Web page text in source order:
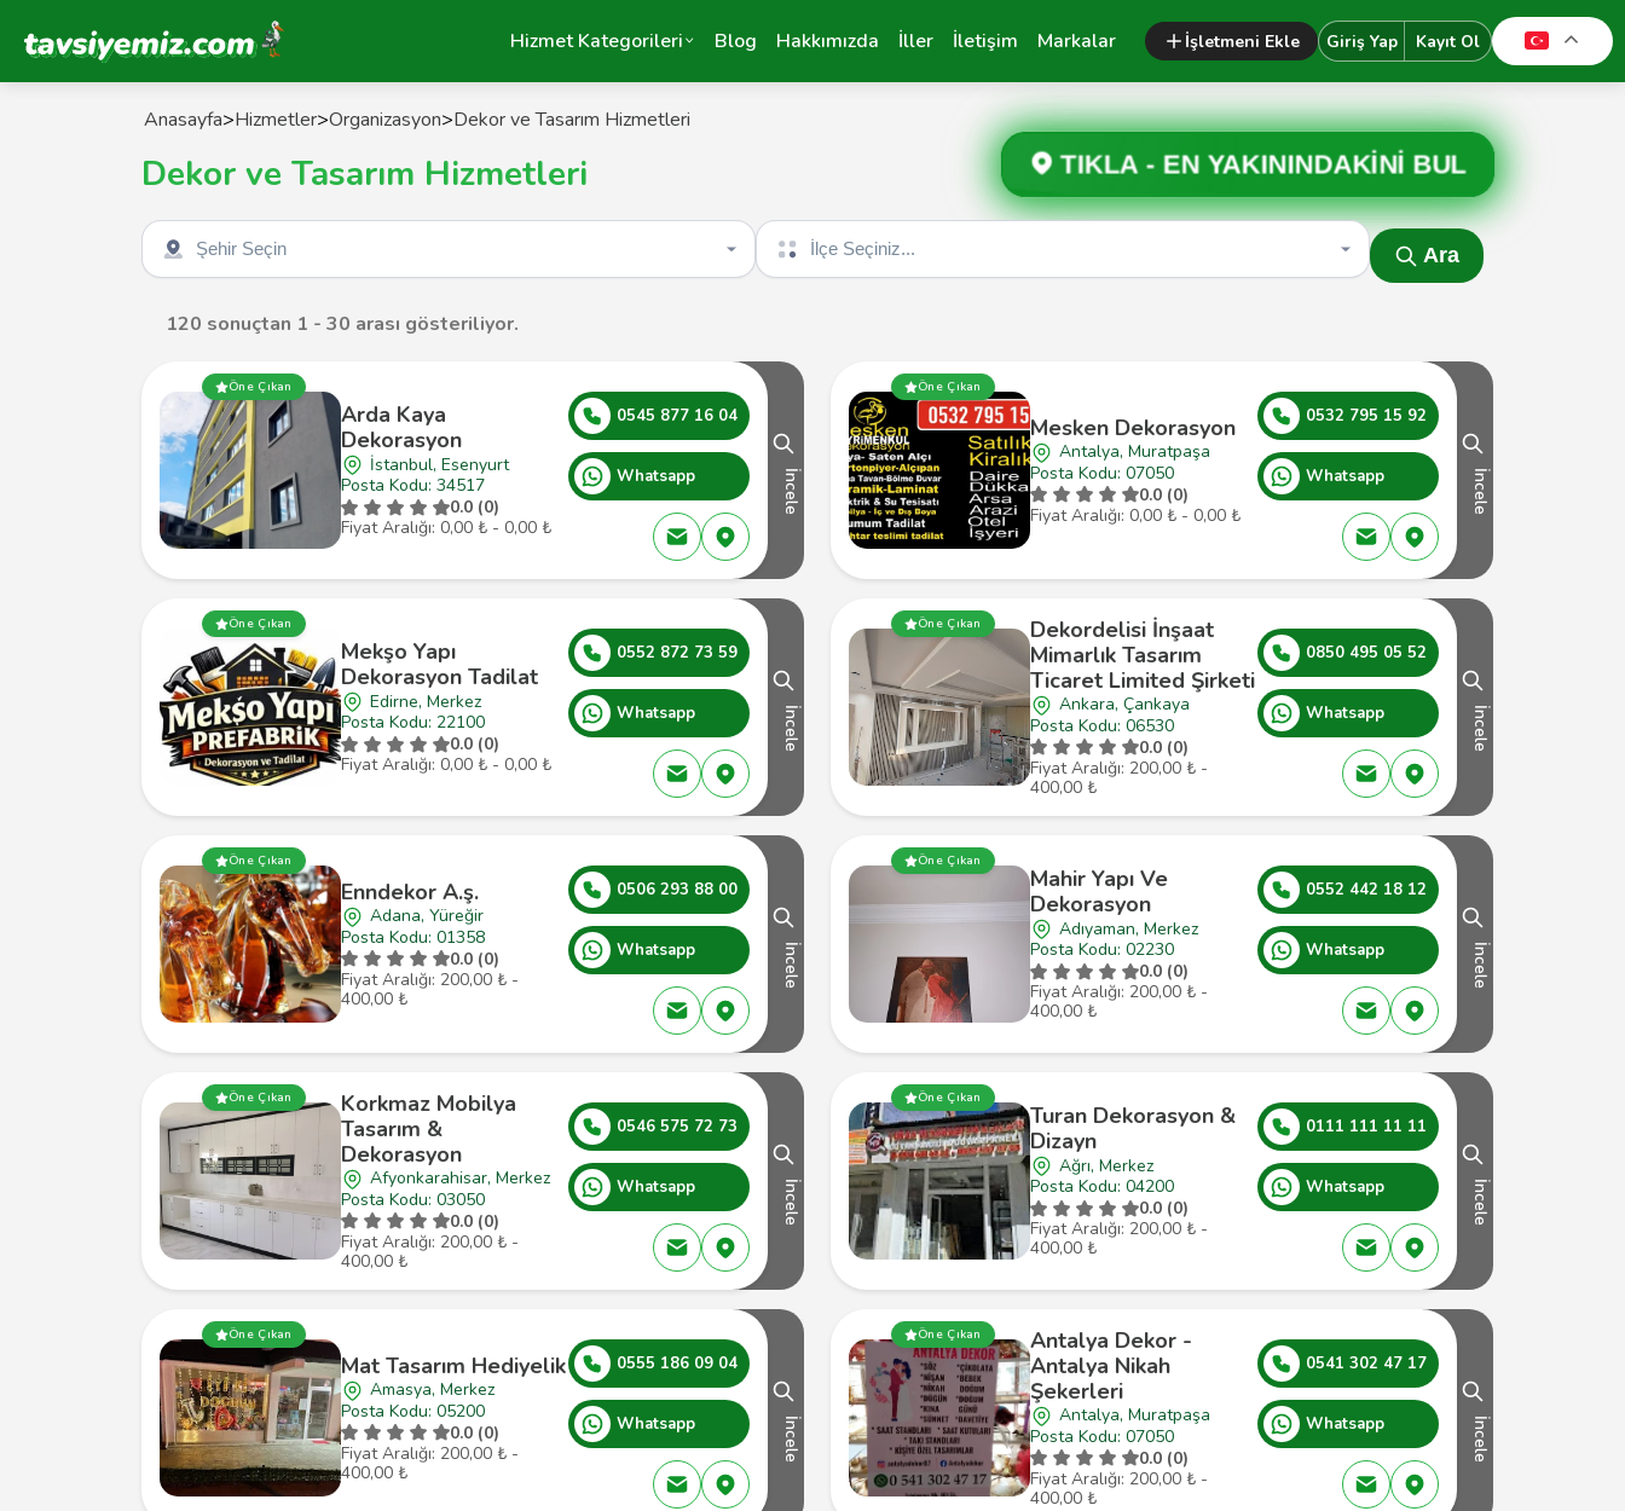
Tavsiyemiz Anasayfa Hizmet Kategorileri Blog Hakkımızda İller İletişim Markalar İşletmeni Ekle Giriş Yap Kayıt Ol
Anasayfa>Hizmetler>Organizasyon>Dekor ve Tasarım Hizmetleri
Dekor ve Tasarım Hizmetleri TIKLA -EN YAKININDAKİNİ BUL
Şehir seçin İlçe seçin
Ara
120 sonuçtan 1 - 30 arası gösteriliyor.
Öne Çıkan
Arda Kaya
Dekorasyon
İstanbul, Esenyurt
Posta Kodu: 34517
0.0 (0)
Fiyat Aralığı: 0,00 ₺ - 0,00 ₺
0545 877 16 04
Whatsapp İncele
Öne Çıkan
Mesken Dekorasyon
Antalya, Muratpaşa
Posta Kodu: 07050
0.0 (0)
Fiyat Aralığı: 0,00 ₺ - 0,00 ₺
0532 795 15 92
Whatsapp İncele
Öne Çıkan
Mekşo Yapı
Dekorasyon Tadilat
Edirne, Merkez
Posta Kodu: 22100
0.0 (0)
Fiyat Aralığı: 0,00 ₺ - 0,00 ₺
0552 872 73 59
Whatsapp İncele
Öne Çıkan
Dekordelisi İnşaat
Mimarlık Tasarım
Ticaret Limited Şirketi
Ankara, Çankaya
Posta Kodu: 06530
0.0 (0)
Fiyat Aralığı: 200,00 ₺ -
400,00 ₺
0850 495 05 52
Whatsapp İncele
Öne Çıkan
Enndekor A.ş.
Adana, Yüreğir
Posta Kodu: 01358
0.0 (0)
Fiyat Aralığı: 200,00 ₺ -
400,00 ₺
0506 293 88 00
Whatsapp İncele
Öne Çıkan
Mahir Yapı Ve
Dekorasyon
Adıyaman, Merkez
Posta Kodu: 02230
0.0 (0)
Fiyat Aralığı: 200,00 ₺ -
400,00 ₺
0552 442 18 12
Whatsapp İncele
Öne Çıkan
Korkmaz Mobilya
Tasarım &
Dekorasyon
Afyonkarahisar, Merkez
Posta Kodu: 03050
0.0 (0)
Fiyat Aralığı: 200,00 ₺ -
400,00 ₺
0546 575 72 73
Whatsapp İncele
Öne Çıkan
Turan Dekorasyon &
Dizayn
Ağrı, Merkez
Posta Kodu: 04200
0.0 (0)
Fiyat Aralığı: 200,00 ₺ -
400,00 ₺
0111 111 11 11
Whatsapp İncele
Öne Çıkan
Mat Tasarım Hediyelik
Amasya, Merkez
Posta Kodu: 05200
0.0 (0)
Fiyat Aralığı: 200,00 ₺ -
400,00 ₺
0555 186 09 04
Whatsapp İncele
Öne Çıkan
Antalya Dekor -
Antalya Nikah
Şekerleri
Antalya, Muratpaşa
Posta Kodu: 07050
0.0 (0)
Fiyat Aralığı: 200,00 ₺ -
400,00 ₺
0541 302 47 17
Whatsapp İncele